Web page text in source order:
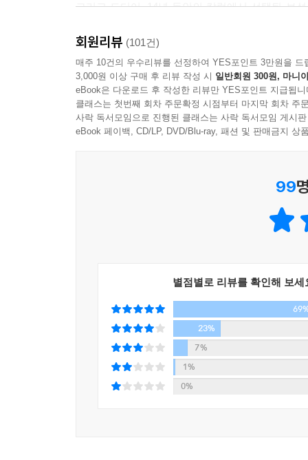
그리고 드디어, 14년 동안의 칼럼에서 선택된 보
가장 낮은 곳에서, 그리고 절정의 인생에서 깨달은
『타임』 선정 ‘20세기의 위대한 인물’, 『포브
유년기는 불행의 연속이었다. 1954년 미시시피
보냈다. 아홉 살 때 사촌오빠에게 강간을 당했고,
그녀가 자신의 존재 의의를 찾은 것은 방송 일
오프라 윈프리 쇼로 바꿔 본격적인 성공 가도
쌓은 인생 내공은 그녀가 다른 사람들의 삶을
고통스러운 기억을 파헤쳐, 거기에서 건진 빛나는
이 책에는 오프라 윈프리가 진 시스켈의 질문
인생의 교훈들이 담겨 있다. 14년이란 오랜 기간
회원리뷰 (101건)
매주 10건의 우수리뷰를 선정하여 YES포인트 3만원을 드
3,000원 이상 구매 후 리뷰 작성 시 일반회원 300원, 마니
eBook은 다운로드 후 작성한 리뷰만 YES포인트 지급됩니
클래스는 첫번째 회차 주문확정 시점부터 마지막 회차 주
사락 독서모임으로 진행된 클래스는 사락 독서모임 게시
eBook 페이백, CD/LP, DVD/Blu-ray, 패션 및 판매금지 상
99
별점별로 리뷰를 확인해 보세
23%
7%
1%
0%